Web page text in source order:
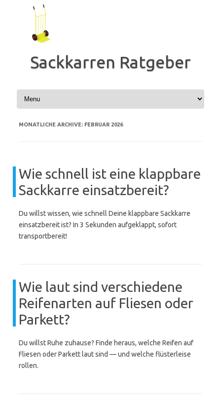
springen
Sackkarren Ratgeber
MONATLICHE ARCHIVE: FEBRUAR 2026
Wie schnell ist eine klappbare
Sackkarre einsatzbereit?
Du willst wissen, wie schnell Deine klappbare Sackkarre
einsatzbereit ist? In 3 Sekunden aufgeklappt, sofort
transportbereit!
Wie laut sind verschiedene
Reifenarten auf Fliesen oder
Parkett?
Du willst Ruhe zuhause? Finde heraus, welche Reifen auf
Fliesen oder Parkett laut sind — und welche flüsterleise
rollen.